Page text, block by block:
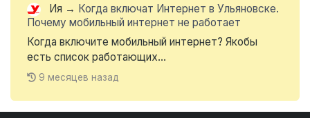
Ия → Когда включат Интернет в Ульяновске.
Почему мобильный интернет не работает
Когда включите мобильный интернет? Якобы
есть список работающих...
9 месяцев назад